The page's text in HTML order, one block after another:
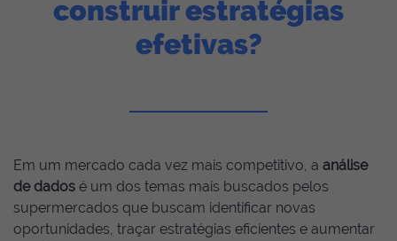
construir estratégias
efetivas?
Em um mercado cada vez mais competitivo, a análise
de dados é um dos temas mais buscados pelos
supermercados que buscam identificar novas
oportunidades, traçar estratégias eficientes e aumentar